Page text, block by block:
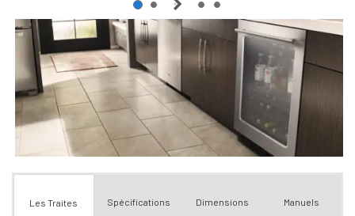
Les Traites Spécifications Dimensions Manuels